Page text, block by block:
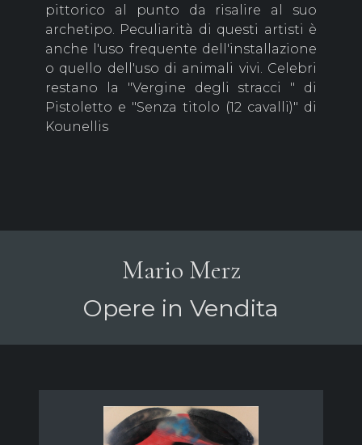
pittorico al punto da risalire al suo
archetipo. Peculiarità di questi artisti è
anche l'uso frequente dell'installazione
o quello dell'uso di animali vivi. Celebri
restano la "Vergine degli stracci " di
Pistoletto e "Senza titolo (12 cavalli)" di
Kounellis
Mario Merz
Opere in Vendita